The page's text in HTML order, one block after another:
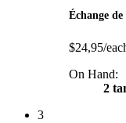
Échange
$24,95/
On Hand:
2
3